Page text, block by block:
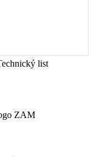
list
ZAM